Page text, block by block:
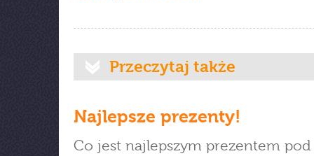
Przeczytaj także
Najlepsze prezenty!
Co jest najlepszym prezentem pod